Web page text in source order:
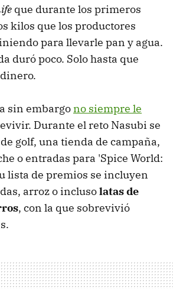
que durante los primeros
kilos que los productores
para llevarle pan y agua.
duró poco. Solo hasta que
sin embargono siempre le
Durante el reto Nasubi se
golf, una tienda de campaña,
o entradas para 'Spice World:
lista de premios se incluyen
arroz o inclusolatas de
, con la que sobrevivió